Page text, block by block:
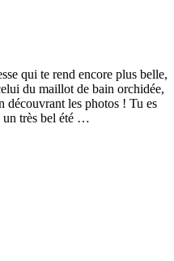
qui te rend encore plus belle,
du maillot de bain orchidée,
les photos ! Tu es
un très bel été …